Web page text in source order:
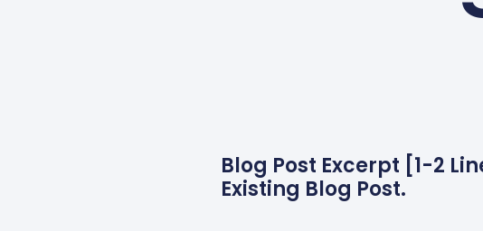
Blog Post Excerpt [1-2
Existing Blog Post.